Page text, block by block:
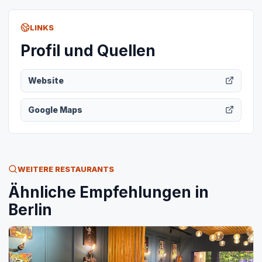
LINKS
Profil und Quellen
Website
Google Maps
WEITERE RESTAURANTS
Ähnliche Empfehlungen in
Berlin